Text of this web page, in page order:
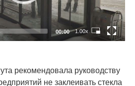
00:00 1.00x
рекомендовала руководству
не заклеивать стекла